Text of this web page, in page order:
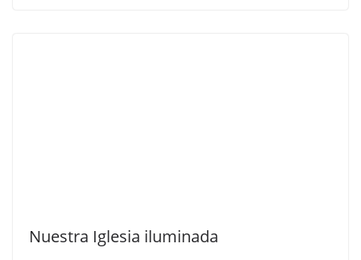
Nuestra Iglesia iluminada